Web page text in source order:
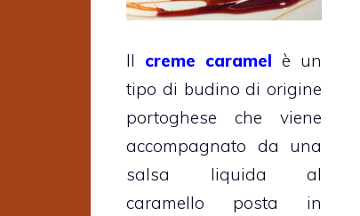
Il creme caramel è un
tipo di budino di origine
portoghese che viene
accompagnato da una
salsa liquida al
caramello posta in